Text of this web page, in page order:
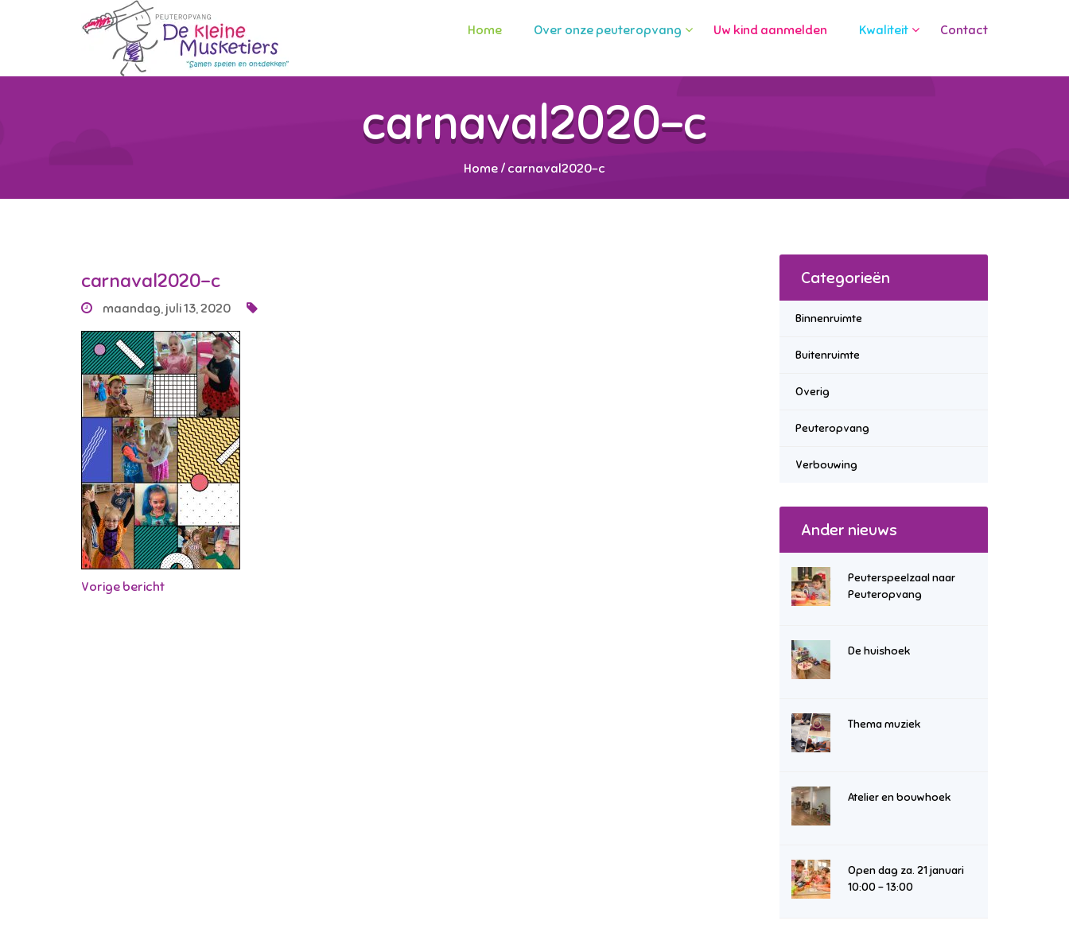
Home Over onze peuteropvang Uw kind aanmelden Kwaliteit Contact
carnaval2020-c
Home / carnaval2020-c
carnaval2020-c
maandag, juli 13, 2020
Vorige bericht
Categorieën
Binnenruimte
Buitenruimte
Overig
Peuteropvang
Verbouwing
Ander nieuws
Peuterspeelzaal naar
Peuteropvang
De huishoek
Thema muziek
Atelier en bouwhoek
Open dag za. 21 januari
10:00 – 13:00